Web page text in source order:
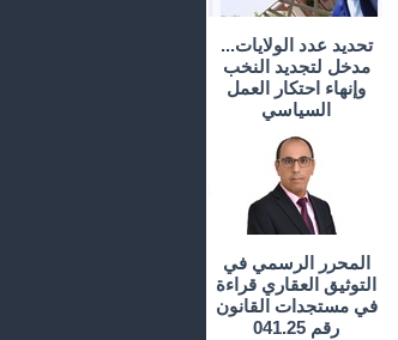
تحديد عدد الولايات...
مدخل لتجديد النخب
وإنهاء احتكار العمل
السياسي
المحرر الرسمي في
التوثيق العقاري قراءة
في مستجدات القانون
رقم 041.25